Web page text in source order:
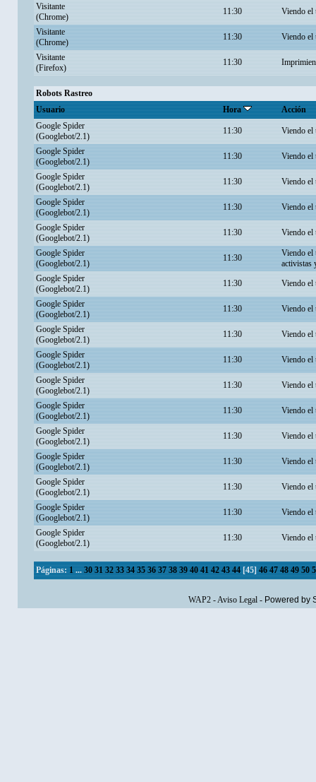
Visitante
(Chrome)
11:30 Viendo el
Visitante
(Chrome)
11:30 Viendo el
Visitante
(Firefox)
11:30
Robots Rastreo
Usuario
Hora
Acción
Google Spider
(Googlebot/2.1)
11:30 Viendo el
Google Spider
(Googlebot/2.1)
11:30 Viendo el
Google Spider
(Googlebot/2.1)
11:30 Viendo el
Google Spider
(Googlebot/2.1)
11:30 Viendo el
Google Spider
(Googlebot/2.1)
11:30 Viendo el
Google Spider
(Googlebot/2.1)
11:30
Viendo el
activistas
Google Spider
(Googlebot/2.1)
11:30 Viendo el
Google Spider
(Googlebot/2.1)
11:30 Viendo el
Google Spider
(Googlebot/2.1)
11:30 Viendo el
Google Spider
(Googlebot/2.1)
11:30 Viendo el
Google Spider
(Googlebot/2.1)
11:30 Viendo el
Google Spider
(Googlebot/2.1)
11:30 Viendo el
Google Spider
(Googlebot/2.1)
11:30 Viendo el
Google Spider
(Googlebot/2.1)
11:30 Viendo el
Google Spider
(Googlebot/2.1)
11:30 Viendo el
Google Spider
(Googlebot/2.1)
11:30 Viendo el
Google Spider
(Googlebot/2.1)
11:30 Viendo el
Páginas: 1 ...30 31 32 33 34 35 36 37 38 39 40 41 42 43 44[45]46 47 48 49 50
WAP2-Aviso Legal- Powered by